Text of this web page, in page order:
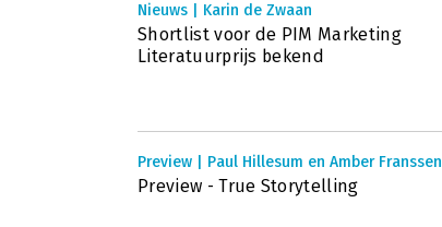
Nieuws | Karin de Zwaan
Shortlist voor de PIM Marketing
Literatuurprijs bekend
Preview | Paul Hillesum en Amber Franssen
Preview - True Storytelling